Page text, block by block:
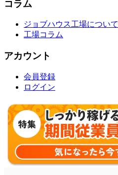
コラム
ジョブハウス工場について
工場コラム
アカウント
会員登録
ログイン